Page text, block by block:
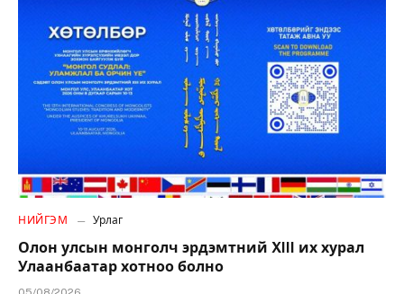
НИЙГЭМ Урлаг
Олон улсын монголч эрдэмтний XIII их хурал
Улаанбаатар хотноо болно